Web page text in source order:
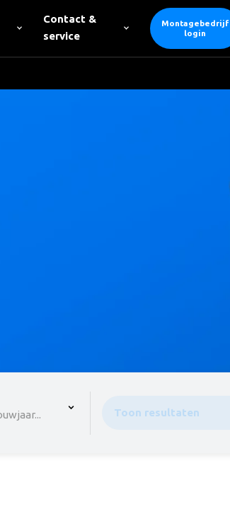
Contact &
service
Montagebedrijf
login
to open the menu,
Toon resultaten